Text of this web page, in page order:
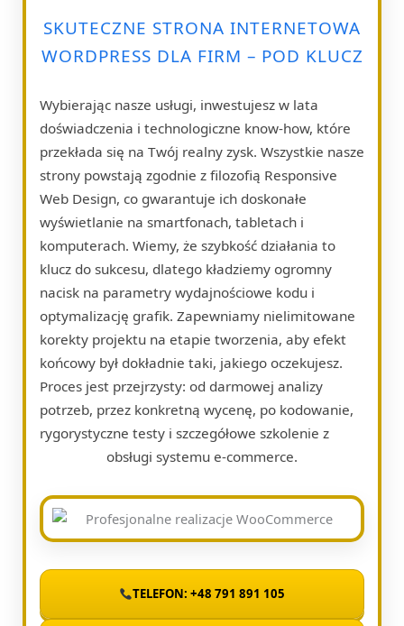
SKUTECZNE STRONA INTERNETOWA
WORDPRESS DLA FIRM – POD KLUCZ
Wybierając nasze usługi, inwestujesz w lata
doświadczenia i technologiczne know-how, które
przekłada się na Twój realny zysk. Wszystkie nasze
strony powstają zgodnie z filozofią Responsive
Web Design, co gwarantuje ich doskonałe
wyświetlanie na smartfonach, tabletach i
komputerach. Wiemy, że szybkość działania to
klucz do sukcesu, dlatego kładziemy ogromny
nacisk na parametry wydajnościowe kodu i
optymalizację grafik. Zapewniamy nielimitowane
korekty projektu na etapie tworzenia, aby efekt
końcowy był dokładnie taki, jakiego oczekujesz.
Proces jest przejrzysty: od darmowej analizy
potrzeb, przez konkretną wycenę, po kodowanie,
rygorystyczne testy i szczegółowe szkolenie z
obsługi systemu e-commerce.
TELEFON: +48 791 891 105